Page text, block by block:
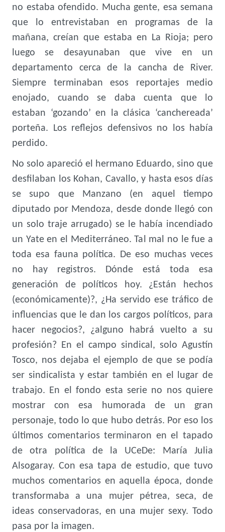
no estaba ofendido. Mucha gente, esa semana
que lo entrevistaban en programas de la
mañana, creían que estaba en La Rioja; pero
luego se desayunaban que vive en un
departamento cerca de la cancha de River.
Siempre terminaban esos reportajes medio
enojado, cuando se daba cuenta que lo
estaban ‘gozando’ en la clásica ‘canchereada’
porteña. Los reflejos defensivos no los había
perdido.
No solo apareció el hermano Eduardo, sino que
desfilaban los Kohan, Cavallo, y hasta esos días
se supo que Manzano (en aquel tiempo
diputado por Mendoza, desde donde llegó con
un solo traje arrugado) se le había incendiado
un Yate en el Mediterráneo. Tal mal no le fue a
toda esa fauna política. De eso muchas veces
no hay registros. Dónde está toda esa
generación de políticos hoy. ¿Están hechos
(económicamente)?, ¿Ha servido ese tráfico de
influencias que le dan los cargos políticos, para
hacer negocios?, ¿alguno habrá vuelto a su
profesión? En el campo sindical, solo Agustín
Tosco, nos dejaba el ejemplo de que se podía
ser sindicalista y estar también en el lugar de
trabajo. En el fondo esta serie no nos quiere
mostrar con esa humorada de un gran
personaje, todo lo que hubo detrás. Por eso los
últimos comentarios terminaron en el tapado
de otra política de la UCeDe: María Julia
Alsogaray. Con esa tapa de estudio, que tuvo
muchos comentarios en aquella época, donde
transformaba a una mujer pétrea, seca, de
ideas conservadoras, en una mujer sexy. Todo
pasa por la imagen.